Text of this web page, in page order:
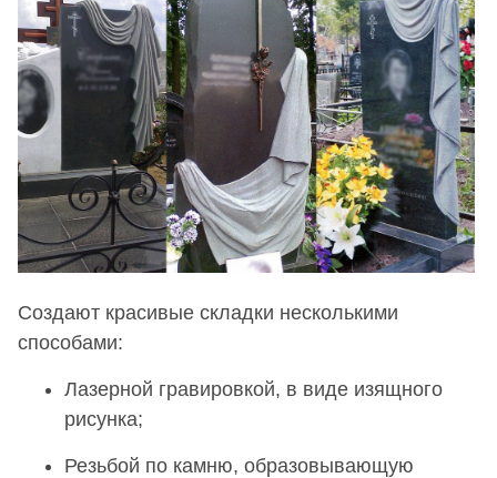
Создают красивые складки несколькими
способами:
Лазерной гравировкой, в виде изящного
рисунка;
Резьбой по камню, образовывающую